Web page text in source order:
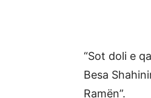
“Sot doli e
Besa
Ramën”.